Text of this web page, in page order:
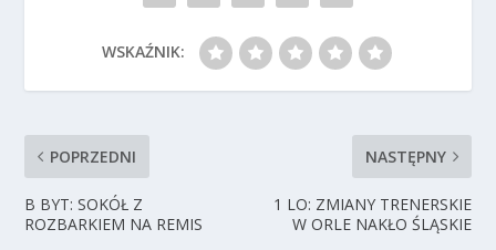
WSKAŹNIK:
POPRZEDNI
B BYT: SOKÓŁ Z
ROZBARKIEM NA REMIS
NASTĘPNY
1 LO: ZMIANY TRENERSKIE
W ORLE NAKŁO ŚLĄSKIE